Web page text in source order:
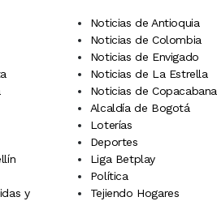
Noticias de Antioquia
Noticias de Colombia
Noticias de Envigado
Noticias de La Estrella
Noticias de Copacabana
Alcaldía de Bogotá
Loterías
Deportes
Liga Betplay
Política
y
Tejiendo Hogares